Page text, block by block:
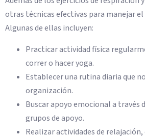
otras técnicas efectivas para manejar
Algunas de ellas incluyen:
Practicar actividad física
correr o hacer yoga.
Establecer una rutina diaria que
organización.
Buscar apoyo emocional a través
grupos de apoyo.
Realizar actividades de